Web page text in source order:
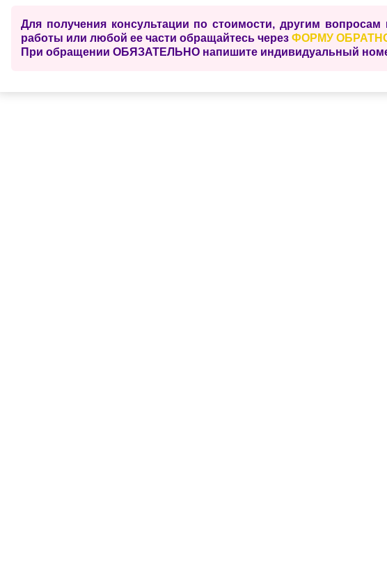
Для получения консультации по стоимости, другим
работы или любой ее части обращайтесь через ФОРМУ
При обращении ОБЯЗАТЕЛЬНО напишите индивидуальный